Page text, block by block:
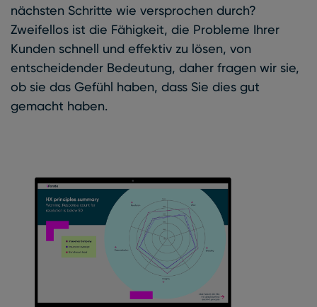
nächsten Schritte wie versprochen durch?
Zweifellos ist die Fähigkeit, die Probleme Ihrer
Kunden schnell und effektiv zu lösen, von
entscheidender Bedeutung, daher fragen wir sie,
ob sie das Gefühl haben, dass Sie dies gut
gemacht haben.